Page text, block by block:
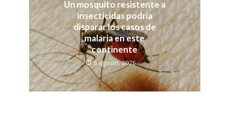
Un mosquito resistente a
insecticidas podría
disparar los casos de
malaria en este
continente
5 agosto, 2026